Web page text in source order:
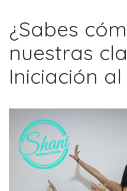
¿Sabes
nuestras
Iniciación al